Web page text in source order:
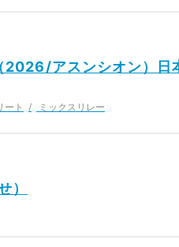
2026/アスンシオン）日
ート ミックスリレー
）